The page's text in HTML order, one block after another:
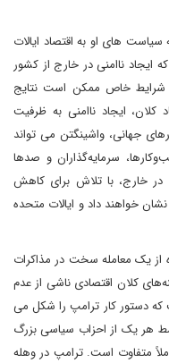
های او به اقتصاد ایالات
ناامنی در خارج از کشور
شرایط خاص ممکن است نتایج
کلان، ایجاد ناامنی به ظرفیت
جهانی، واشینگتن می تواند
سرمایه‌گذاران و صدها
در خارج، با تلاش برای کاهش
خواهند داد و ایالات متحده
از یک معامله سخت در مذاکرات
کلان اقتصادی ناشی از عدم
دستور کار ترامپ را شکل می
هر یک از احزاب سیاسی بزرگ
متفاوت است. ترامپ در وهله